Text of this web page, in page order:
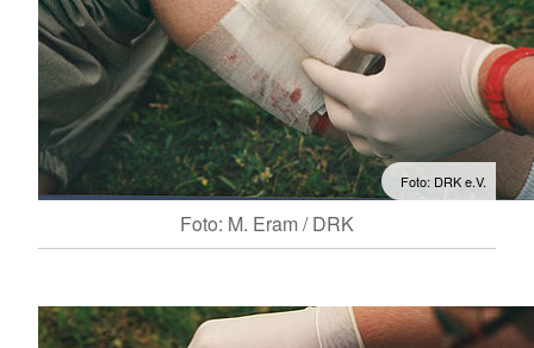
Foto: DRK e.V.
Foto: M. Eram / DRK